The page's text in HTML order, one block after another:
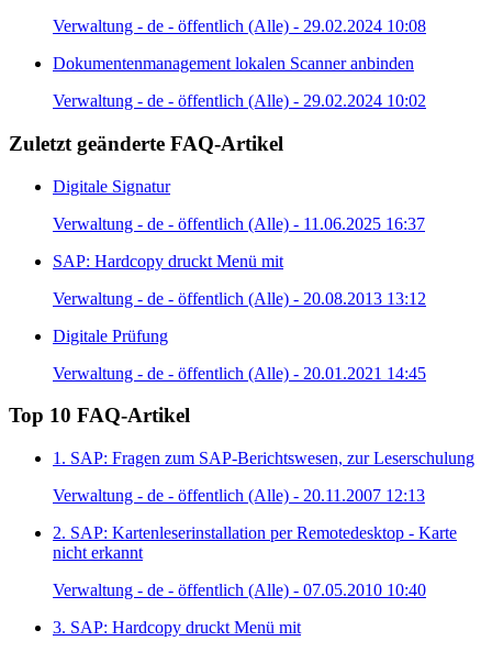
Verwaltung - de - öffentlich (Alle) - 29.02.2024 10:08
Dokumentenmanagement lokalen Scanner anbinden
Verwaltung - de - öffentlich (Alle) - 29.02.2024 10:02
Zuletzt geänderte FAQ-Artikel
Digitale Signatur
Verwaltung - de - öffentlich (Alle) - 11.06.2025 16:37
SAP: Hardcopy druckt Menü mit
Verwaltung - de - öffentlich (Alle) - 20.08.2013 13:12
Digitale Prüfung
Verwaltung - de - öffentlich (Alle) - 20.01.2021 14:45
Top 10 FAQ-Artikel
1. SAP: Fragen zum SAP-Berichtswesen, zur Leserschulung
Verwaltung - de - öffentlich (Alle) - 20.11.2007 12:13
2. SAP: Kartenleserinstallation per Remotedesktop - Karte
nicht erkannt
Verwaltung - de - öffentlich (Alle) - 07.05.2010 10:40
3. SAP: Hardcopy druckt Menü mit